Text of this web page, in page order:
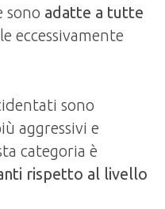
sono adatte a tutte
eccessivamente
sono
aggressivi e
categoria è
rispetto al livello